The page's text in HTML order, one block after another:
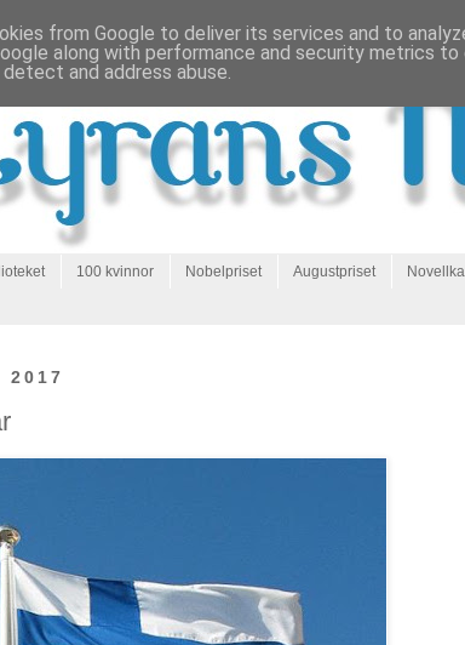
100 kvinnor Nobelpriset Augustpriset
from Google to deliver its services and to
along with performance and security metrics
and address abuse.